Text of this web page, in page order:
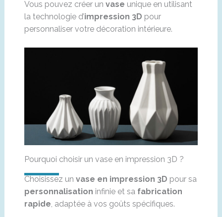
Vous pouvez créer un vase unique en utilisant
la technologie d’impression 3D pour
personnaliser votre décoration intérieure.
Pourquoi choisir un vase en impression 3D ?
Choisissez un vase en impression 3D pour sa
personnalisation infinie et sa fabrication
rapide, adaptée à vos goûts spécifiques.